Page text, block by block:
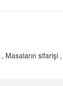
Masaların sifarişi